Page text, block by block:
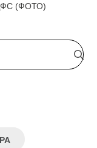
ДФС (ФОТО)